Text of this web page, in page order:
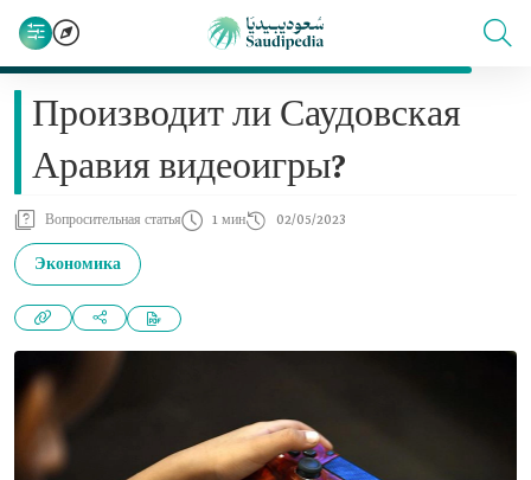
Производит ли Саудовская
Аравия видеоигры?
Вопросительная статья 1 мин 02/05/2023
Экономика